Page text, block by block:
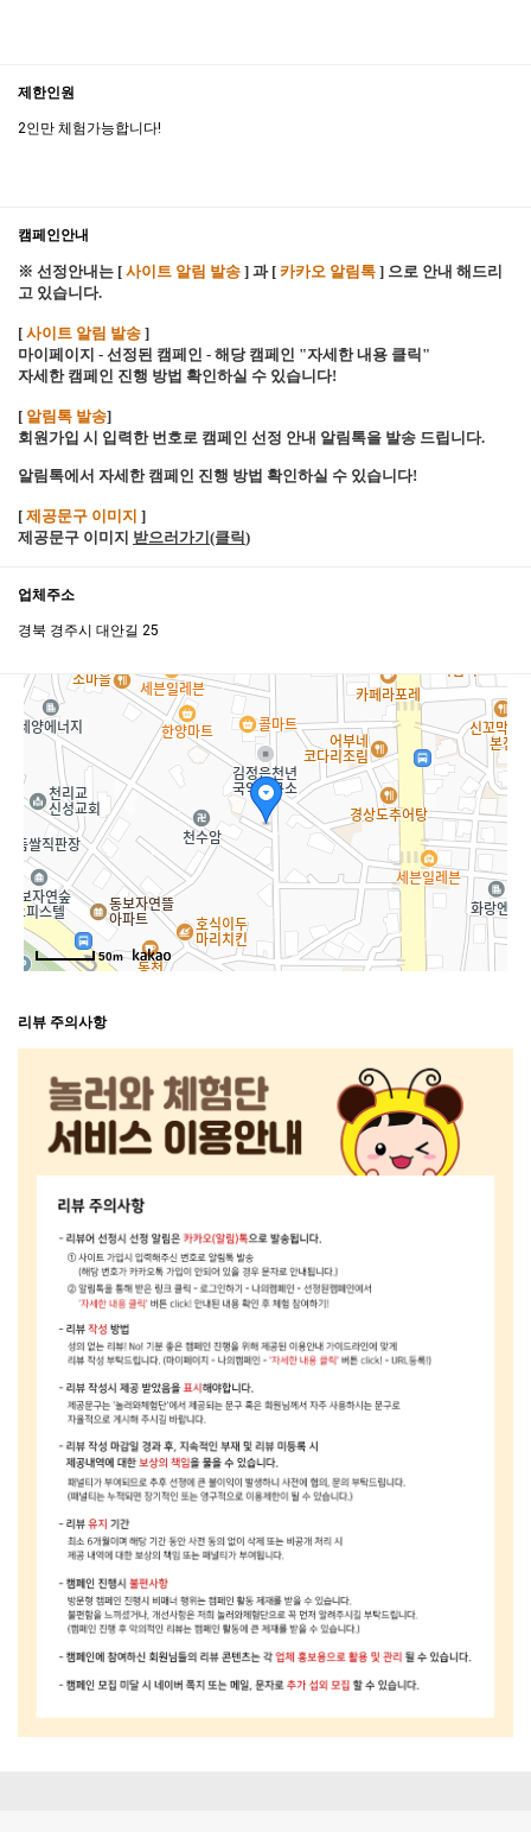
제한인원
2인만 체험가능합니다!
캠페인안내
※ 선정안내는 [ 사이트 알림 발송 ] 과 [ 카카오 알림톡 ] 으로 안내 해드리
고 있습니다.
[ 사이트 알림 발송 ]
마이페이지 - 선정된 캠페인 - 해당 캠페인 "자세한 내용 클릭"
자세한 캠페인 진행 방법 확인하실 수 있습니다!
[ 알림톡 발송]
회원가입 시 입력한 번호로 캠페인 선정 안내 알림톡을 발송 드립니다.
알림톡에서 자세한 캠페인 진행 방법 확인하실 수 있습니다!
[ 제공문구 이미지 ]
제공문구 이미지 받으러가기(클릭 )
업체주소
경북 경주시 대안길 25
50m
리뷰 주의사항